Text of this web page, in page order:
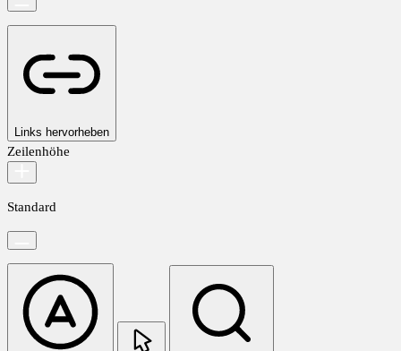
Links hervorheben
Zeilenhöhe
Standard